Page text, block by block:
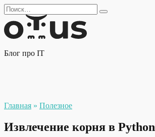
Перейти
к
содержанию
Search
for:
Блог про IT
Главная » Полезное
Извлечение корня в Python